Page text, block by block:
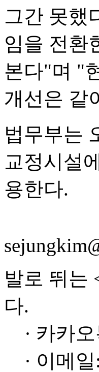
그간 못했
임을 전환
본다"며 "
개선은 같
법무부는
교정시설
용한다.
발로 뛰는
다.
· 카카
· 이메일: